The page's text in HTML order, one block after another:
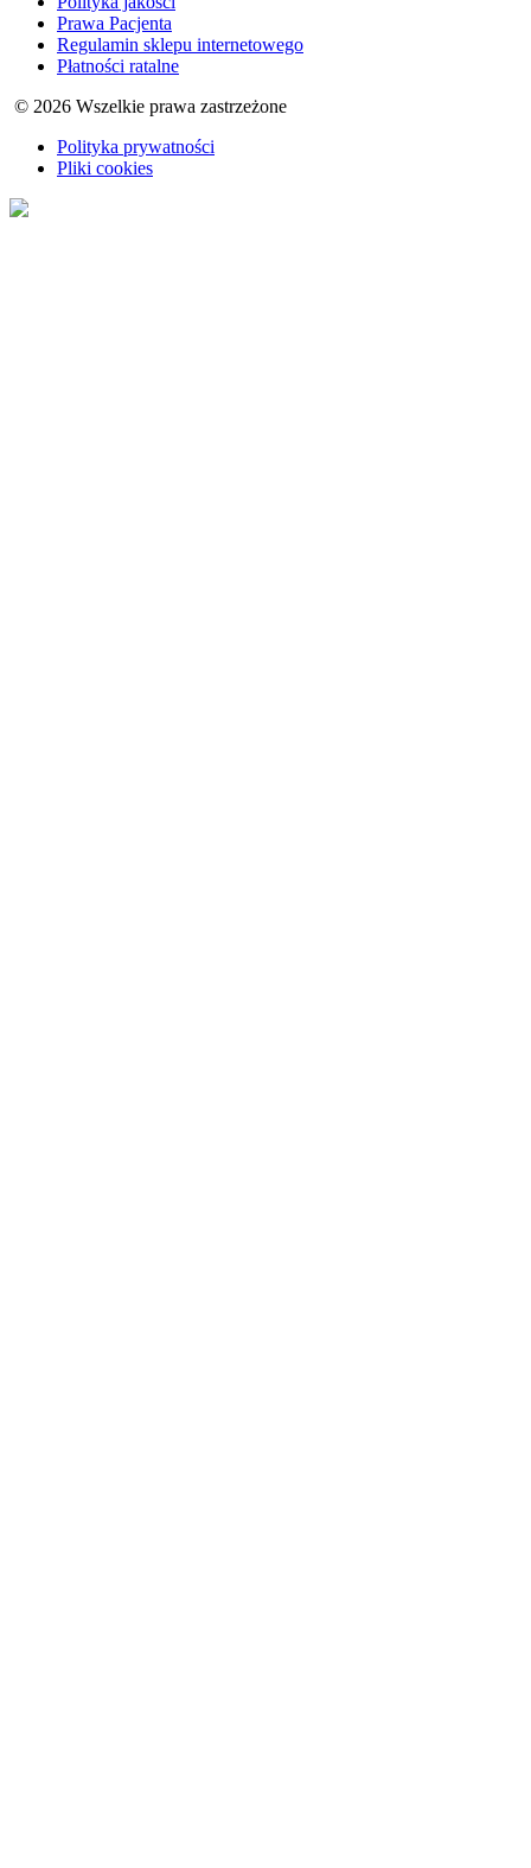
Prawa Pacjenta
Regulamin sklepu internetowego
Płatności ratalne
© 2026 Wszelkie prawa zastrzeżone
Polityka prywatności
Pliki cookies